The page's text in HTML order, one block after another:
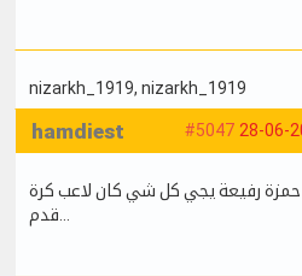
nizarkh_1919, nizarkh_1919
#5047 28-06-
hamdiest
حمزة رفيعة يجي كل شي كان لاعب كرة